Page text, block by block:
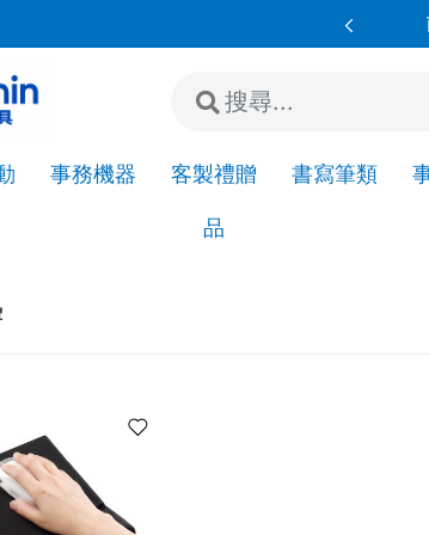
事務機器 客製禮贈
品
書寫筆類